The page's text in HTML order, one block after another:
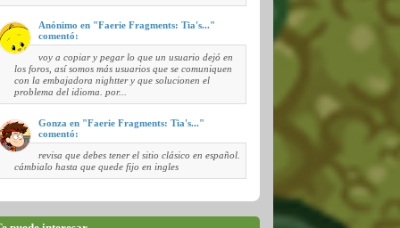
Anónimo en "Faerie Fragments: Tia's..."
comentó:
voy a copiar y pegar lo que un usuario dejó en
los foros, así somos más usuarios que se comuniquen
con la embajadora nightter y que solucionen el
problema del idioma. por...
Gonza en "Faerie Fragments: Tia's..."
comentó:
revisa que debes tener el sitio clásico en español.
cámbialo hasta que quede fijo en ingles